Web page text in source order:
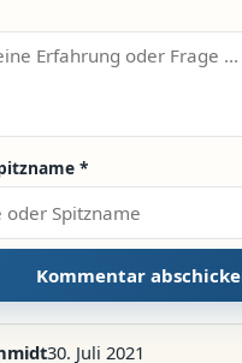
*
30. Juli 2021